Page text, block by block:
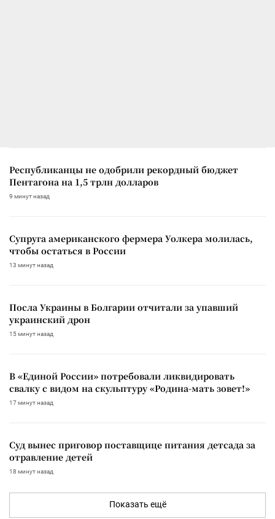
Республиканцы не одобрили рекордный бюджет
Пентагона на 1,5 трлн долларов
9 минут назад
Супруга американского фермера Уолкера молилась,
чтобы остаться в России
13 минут назад
Посла Украины в Болгарии отчитали за упавший
украинский дрон
15 минут назад
В «Единой России» потребовали ликвидировать
свалку с видом на скульптуру «Родина-мать зовет!»
17 минут назад
Суд вынес приговор поставщице питания детсада за
отравление детей
18 минут назад
Показать ещё